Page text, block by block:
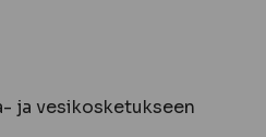
ja vesikosketukseen